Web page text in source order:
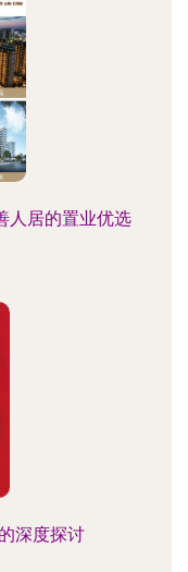
人居的置业优选
深度探讨